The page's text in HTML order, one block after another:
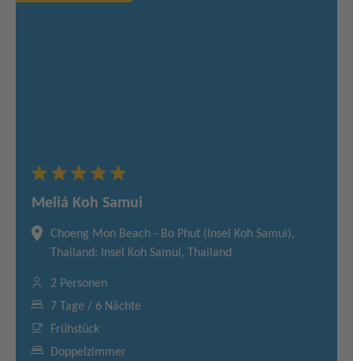
Meliá Koh Samui
Choeng Mon Beach - Bo Phut (Insel Koh Samui),
Thailand: Insel Koh Samui, Thailand
2 Personen
7 Tage / 6 Nächte
Frühstück
Doppelzimmer